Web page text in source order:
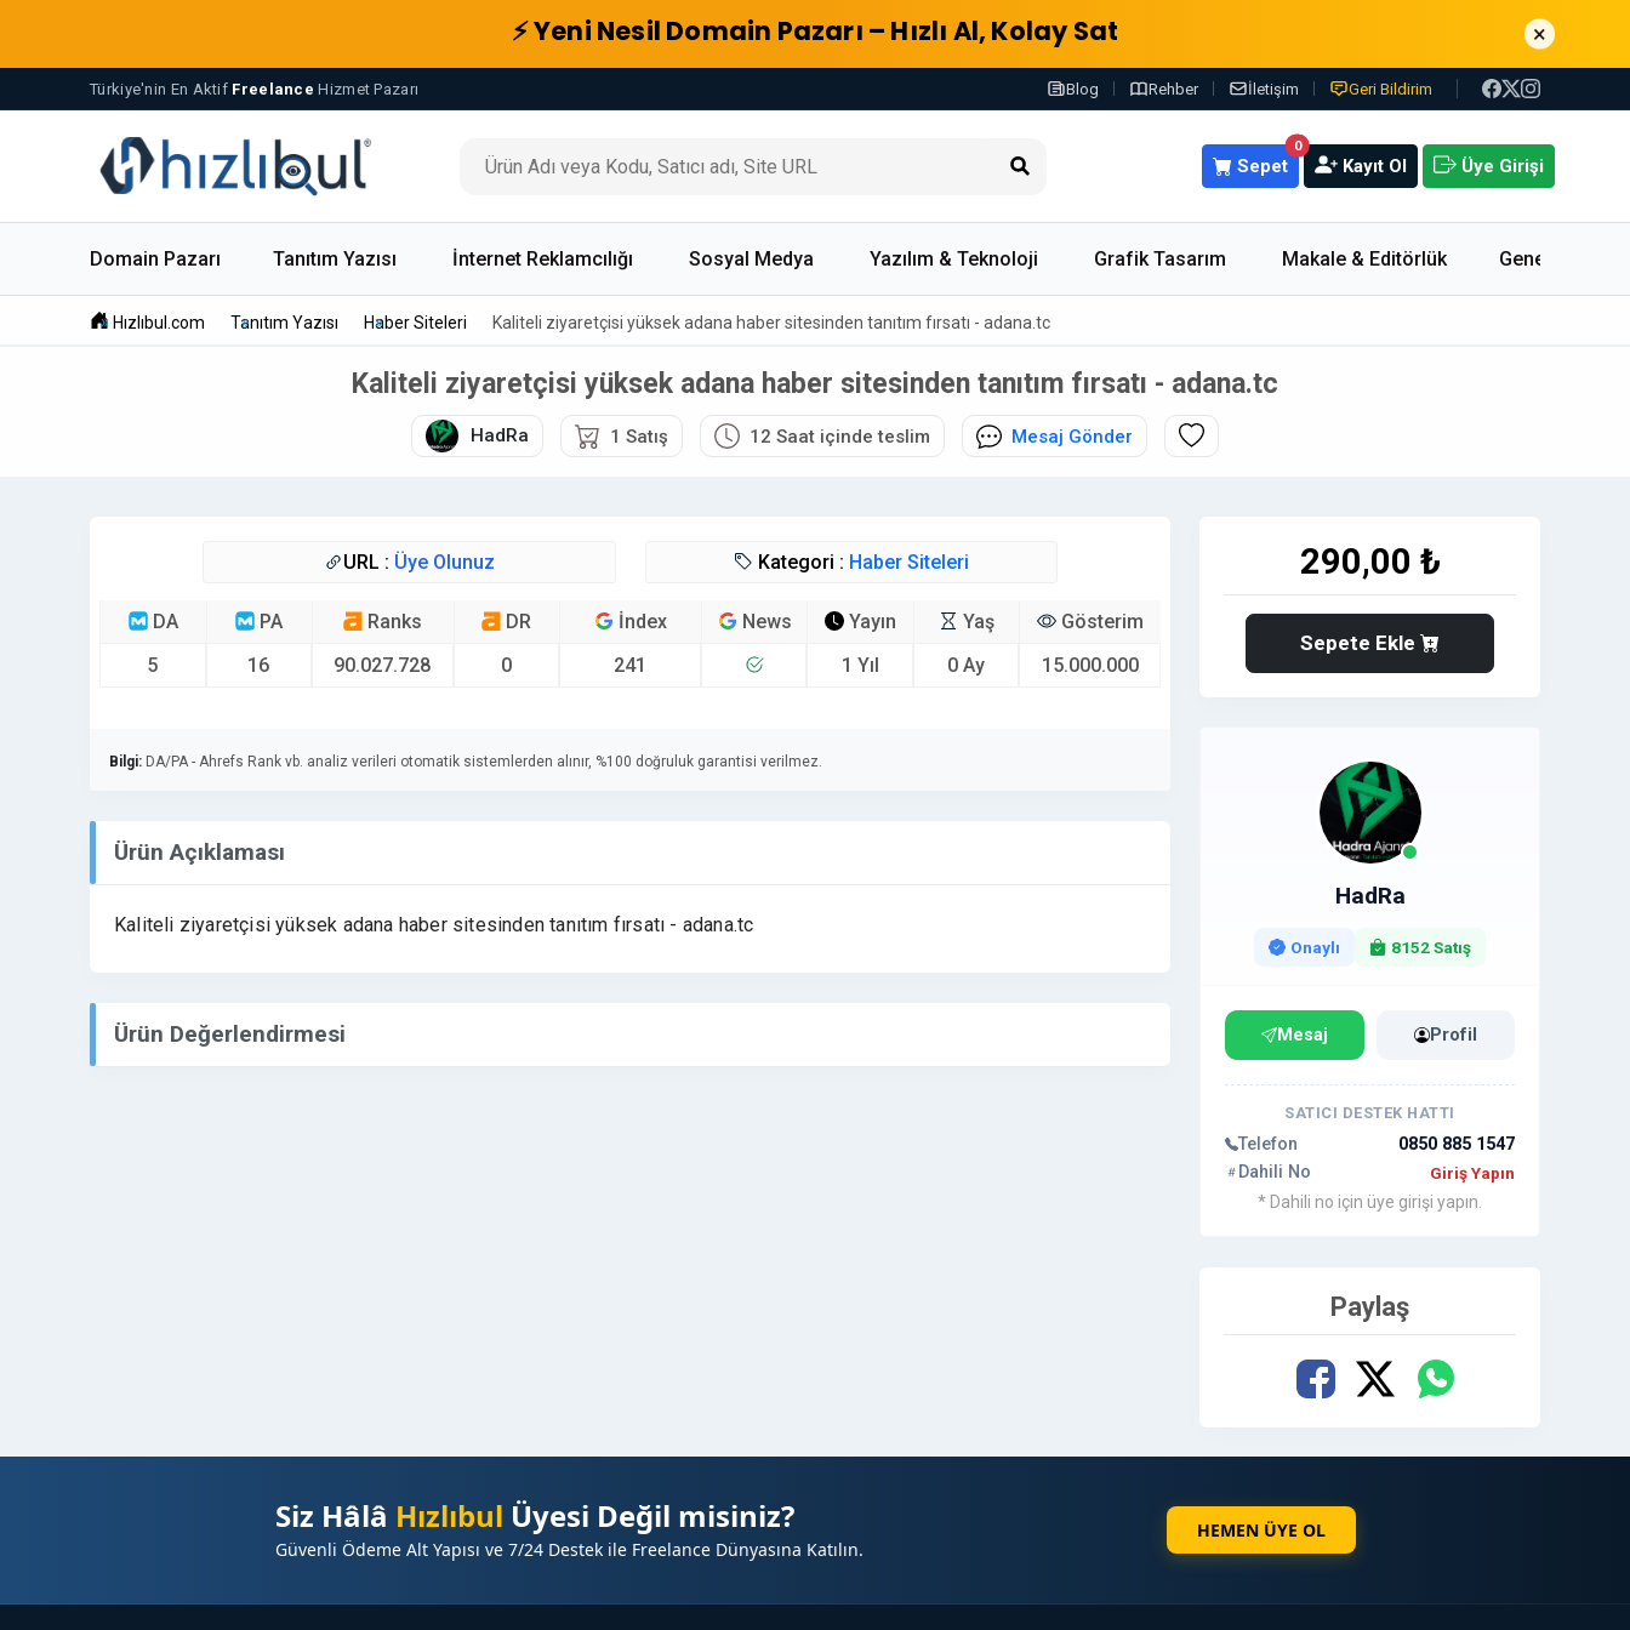
⚡ Yeni Nesil Domain Pazarı – Hızlı Al, Kolay Sat ×
Türkiye'nin En Aktif Freelance Hizmet Pazarı Blog Rehber İletişim Geri Bildirim
0
Sepet Kayıt Ol Üye Girişi
Domain Pazarı Tanıtım Yazısı İnternet Reklamcılığı Sosyal Medya Yazılım & Teknoloji Grafik Tasarım Makale & Editörlük Genel
Hızlıbul.com Tanıtım Yazısı Haber Siteleri Kaliteli ziyaretçisi yüksek adana haber sitesinden tanıtım fırsatı - adana.tc
Kaliteli ziyaretçisi yüksek adana haber sitesinden tanıtım fırsatı - adana.tc
HadRa 1 Satış 12 Saat içinde teslim Mesaj Gönder
URL : Üye Olunuz Kategori : Haber Siteleri
DA
5
PA
16
Ranks
90.027.728
DR
0
İndex
241
News
Yayın
1 Yıl
Yaş
0 Ay
Gösterim
15.000.000
Bilgi: DA/PA - Ahrefs Rank vb. analiz verileri otomatik sistemlerden alınır, %100 doğruluk garantisi verilmez.
Ürün Açıklaması
Kaliteli ziyaretçisi yüksek adana haber sitesinden tanıtım fırsatı - adana.tc
Ürün Değerlendirmesi
290,00 ₺
Sepete Ekle
HadRa
Onaylı 8152 Satış
Mesaj Profil
SATICI DESTEK HATTI
Telefon
0850 885 1547
Dahili No
Giriş Yapın
* Dahili no için üye girişi yapın.
Paylaş
Siz Hâlâ Hızlıbul Üyesi Değil misiniz?
Güvenli Ödeme Alt Yapısı ve 7/24 Destek ile Freelance Dünyasına Katılın.
HEMEN ÜYE OL